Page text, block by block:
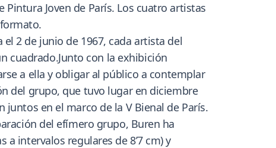
Joven de París. Los cuatro artistas
2 de junio de 1967, cada artista del
cuadrado.Junto con la exhibición
a ella y obligar al público a contemplar
del grupo, que tuvo lugar en diciembre
en el marco de la V Bienal de París.
del efímero grupo, Buren ha
intervalos regulares de 8’7 cm) y